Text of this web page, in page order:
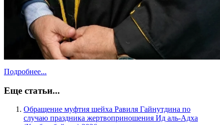
Подробнее...
Еще статьи...
Обращение муфтия шейха Равиля Гайнутдина по
случаю праздника жертвоприношения Ид аль-Адха